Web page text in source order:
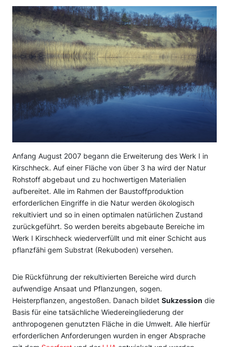
Anfang August 2007 begann die Erweiterung des Werk I in
Kirschheck. Auf einer Fläche von über 3 ha wird der Natur
Rohstoff abgebaut und zu hochwertigen Materialien
aufbereitet. Alle im Rahmen der Baustoffproduktion
erforderlichen Eingriffe in die Natur werden ökologisch
rekultiviert und so in einen optimalen natürlichen Zustand
zurückgeführt. So werden bereits abgebaute Bereiche im
Werk I Kirschheck wiederverfüllt und mit einer Schicht aus
pflanzfähi gem Substrat (Rekuboden) versehen.
Die Rückführung der rekultivierten Bereiche wird durch
aufwendige Ansaat und Pflanzungen, sogen.
Heisterpflanzen, angestoßen. Danach bildet Sukzession die
Basis für eine tatsächliche Wiedereingliederung der
anthropogenen genutzten Fläche in die Umwelt. Alle hierfür
erforderlichen Anforderungen wurden in enger Absprache